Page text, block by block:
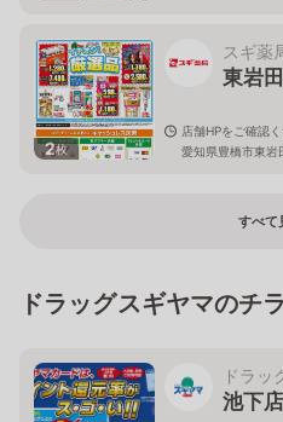
2枚
スギ薬
東岩
店舗HPをご確認
愛知県豊橋市東岩
すべて
ドラッグスギヤマのチ
ドラッ
池下店